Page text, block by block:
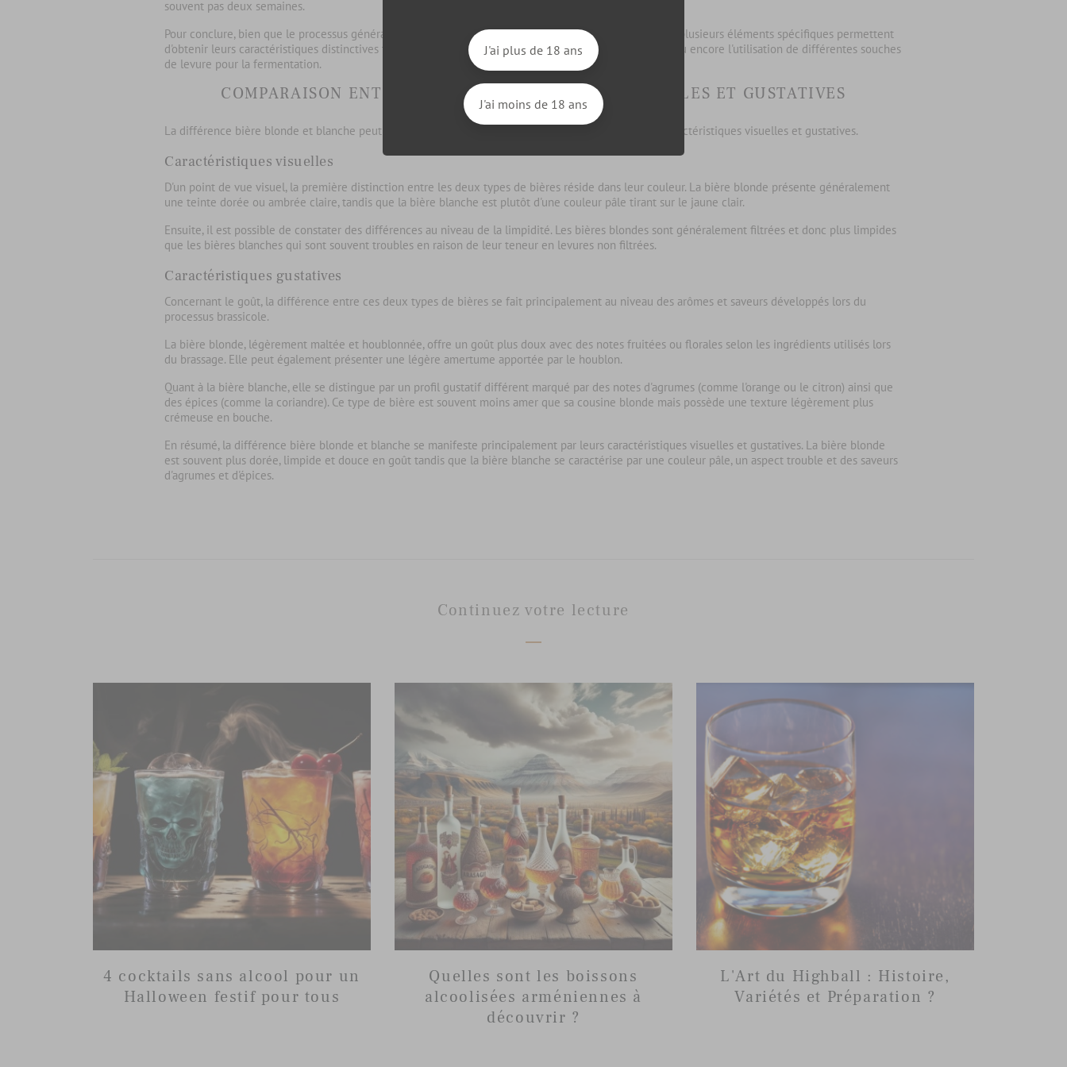
souvent pas deux semaines.
Pour conclure, bien que le processus général de brassage soit similaire pour ces deux types de bières, plusieurs éléments spécifiques permettent
d'obtenir leurs caractéristiques distinctives telles que le choix des céréales utilisées lors du brassage ou encore l'utilisation de différentes souches
de levure pour la fermentation.
COMPARAISON ENTRE LES CARACTÉRISTIQUES VISUELLES ET GUSTATIVES
La différence bière blonde et blanche peut être perçue à travers plusieurs aspects, notamment les caractéristiques visuelles et gustatives.
Caractéristiques visuelles
D'un point de vue visuel, la première distinction entre les deux types de bières réside dans leur couleur. La bière blonde présente généralement
une teinte dorée ou ambrée claire, tandis que la bière blanche est plutôt d'une couleur pâle tirant sur le jaune clair.
Ensuite, il est possible de constater des différences au niveau de la limpidité. Les bières blondes sont généralement filtrées et donc plus limpides
que les bières blanches qui sont souvent troubles en raison de leur teneur en levures non filtrées.
Caractéristiques gustatives
Concernant le goût, la différence entre ces deux types de bières se fait principalement au niveau des arômes et saveurs développés lors du
processus brassicole.
La bière blonde, légèrement maltée et houblonnée, offre un goût plus doux avec des notes fruitées ou florales selon les ingrédients utilisés lors
du brassage. Elle peut également présenter une légère amertume apportée par le houblon.
Quant à la bière blanche, elle se distingue par un profil gustatif différent marqué par des notes d'agrumes (comme l'orange ou le citron) ainsi que
des épices (comme la coriandre). Ce type de bière est souvent moins amer que sa cousine blonde mais possède une texture légèrement plus
crémeuse en bouche.
En résumé, la différence bière blonde et blanche se manifeste principalement par leurs caractéristiques visuelles et gustatives. La bière blonde
est souvent plus dorée, limpide et douce en goût tandis que la bière blanche se caractérise par une couleur pâle, un aspect trouble et des saveurs
d'agrumes et d'épices.
Continuez votre lecture
4 cocktails sans alcool pour un
Halloween festif pour tous
Quelles sont les boissons
alcoolisées arméniennes à
découvrir ?
L'Art du Highball : Histoire,
Variétés et Préparation ?
J'ai plus de 18 ans
J'ai moins de 18 ans